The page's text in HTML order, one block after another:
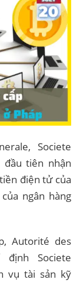
Societe
tiên nhận
điện tử của
ngân hàng
Autorité des
định Societe
vụ tài sản kỹ